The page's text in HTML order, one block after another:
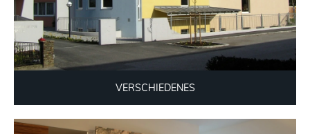
VERSCHIEDENES